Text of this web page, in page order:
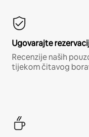
Ugovarajte
Recenzije naših
tijekom čitavog